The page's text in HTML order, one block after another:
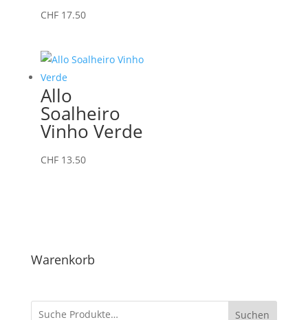
CHF17.50
Allo
Soalheiro
Vinho Verde
CHF13.50
Warenkorb
Suchen